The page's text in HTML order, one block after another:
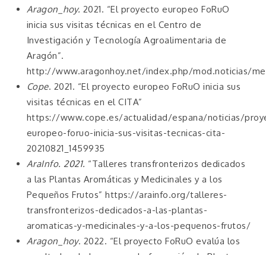
Aragon_hoy. 2021. “El proyecto europeo FoRuO
inicia sus visitas técnicas en el Centro de
Investigación y Tecnología Agroalimentaria de
Aragón”.
http://www.aragonhoy.net/index.php/mod.noticias/
Cope. 2021. “El proyecto europeo FoRuO inicia sus
visitas técnicas en el CITA”
https://www.cope.es/actualidad/espana/noticias/
europeo-foruo-inicia-sus-visitas-tecnicas-cita-
20210821_1459935
AraInfo. 2021. “Talleres transfronterizos dedicados
a las Plantas Aromáticas y Medicinales y a los
Pequeños Frutos” https://arainfo.org/talleres-
transfronterizos-dedicados-a-las-plantas-
aromaticas-y-medicinales-y-a-los-pequenos-frutos/
Aragon_hoy. 2022. “El proyecto FoRuO evalúa los